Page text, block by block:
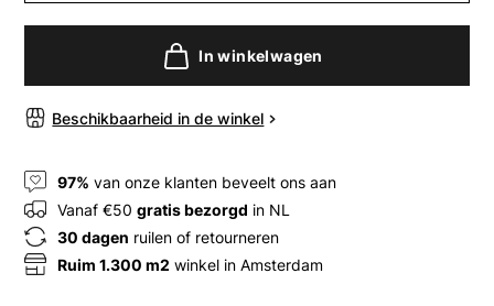
In winkelwagen
Beschikbaarheid in de winkel
97% van onze klanten beveelt ons aan
Vanaf €50gratis bezorgd in NL
30 dagen ruilen of retourneren
Ruim 1.300 m2 winkel in Amsterdam